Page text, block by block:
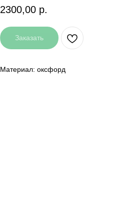
2300,00 р.
Заказать
Материал: оксфорд